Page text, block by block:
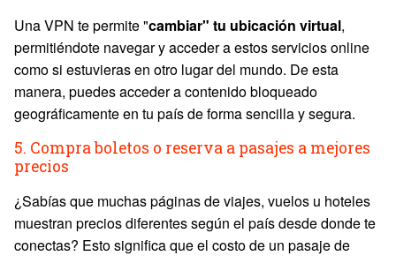
Una VPN te permite "cambiar" tu ubicación virtual,
permitiéndote navegar y acceder a estos servicios online
como si estuvieras en otro lugar del mundo. De esta
manera, puedes acceder a contenido bloqueado
geográficamente en tu país de forma sencilla y segura.
5. Compra boletos o reserva a pasajes a mejores
precios
¿Sabías que muchas páginas de viajes, vuelos u hoteles
muestran precios diferentes según el país desde donde te
conectas? Esto significa que el costo de un pasaje de